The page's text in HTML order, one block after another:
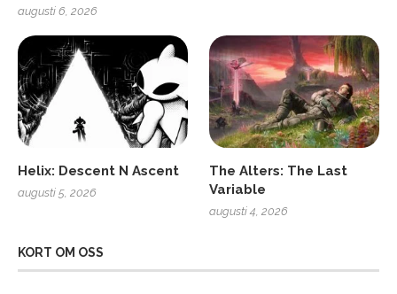
augusti 6, 2026
Helix: Descent N Ascent
augusti 5, 2026
The Alters: The Last
Variable
augusti 4, 2026
KORT OM OSS